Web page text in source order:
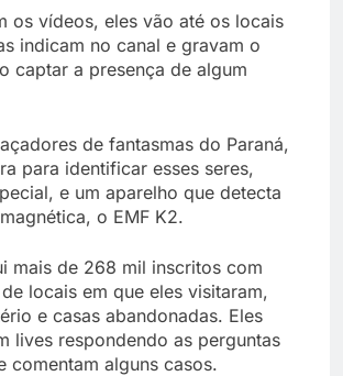
os vídeos, eles vão até os locais
indicam no canal e gravam o
captar a presença de algum
de fantasmas do Paraná,
para identificar esses seres,
e um aparelho que detecta
o EMF K2.
mais de 268 mil inscritos com
locais em que eles visitaram,
e casas abandonadas. Eles
lives respondendo as perguntas
comentam alguns casos.